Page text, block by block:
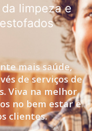
limpeza e
mais saúde,
de serviços de
Viva na melhor
no bem estar e
clientes.